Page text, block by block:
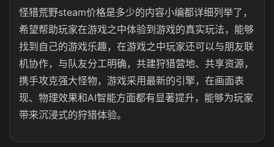
怪猎荒野steam价格是多少的内容小编都详细列举了，
希望帮助玩家在游戏之中体验到游戏的真实玩法，能够
找到自己的游戏乐趣，在游戏之中玩家还可以与朋友联
机协作，与队友分工明确，共建狩猎营地、共享资源，
携手攻克强大怪物， 游戏采用最新的引擎，在画面表
现、物理效果和AI智能方面都有显著提升，能够为玩家
带来沉浸式的狩猎体验。